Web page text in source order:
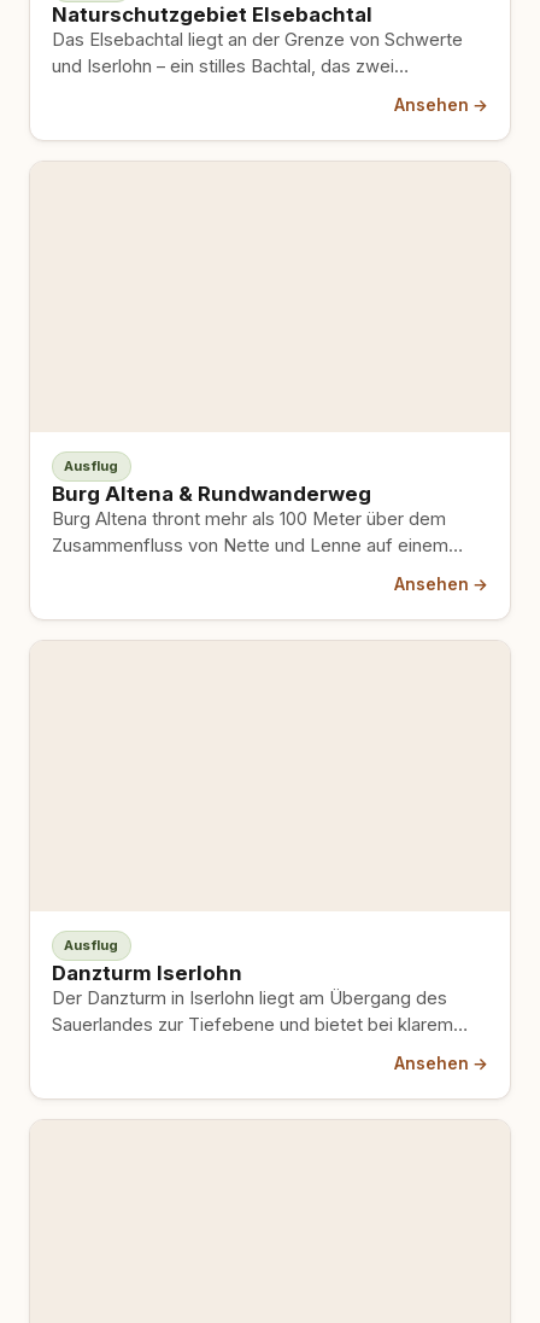
Naturschutzgebiet Elsebachtal
Das Elsebachtal liegt an der Grenze von Schwerte
und Iserlohn – ein stilles Bachtal, das zwei
Ansehen →
Ausflug
Burg Altena & Rundwanderweg
Burg Altena thront mehr als 100 Meter über dem
Zusammenfluss von Nette und Lenne auf einem
Ansehen →
Ausflug
Danzturm Iserlohn
Der Danzturm in Iserlohn liegt am Übergang des
Sauerlandes zur Tiefebene und bietet bei klarem
Ansehen →